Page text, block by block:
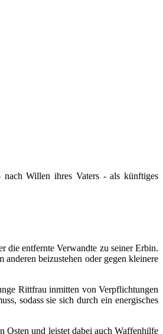
Willen ihres Vaters - als künftiges
die entfernte Verwandte zu seiner Erbin.
beizustehen oder gegen kleinere
Rittfrau inmitten von Verpflichtungen
sodass sie sich durch ein energisches
Osten und leistet dabei auch Waffenhilfe